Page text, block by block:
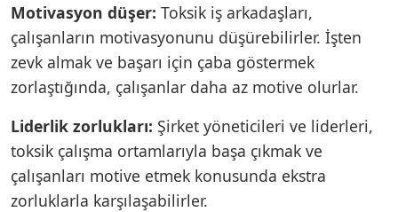
Motivasyon düşer: Toksik iş arkadaşları,
çalışanların motivasyonunu düşürebilirler. İşten
zevk almak ve başarı için çaba göstermek
zorlaştığında, çalışanlar daha az motive olurlar.
Liderlik zorlukları: Şirket yöneticileri ve liderleri,
toksik çalışma ortamlarıyla başa çıkmak ve
çalışanları motive etmek konusunda ekstra
zorluklarla karşılaşabilirler.